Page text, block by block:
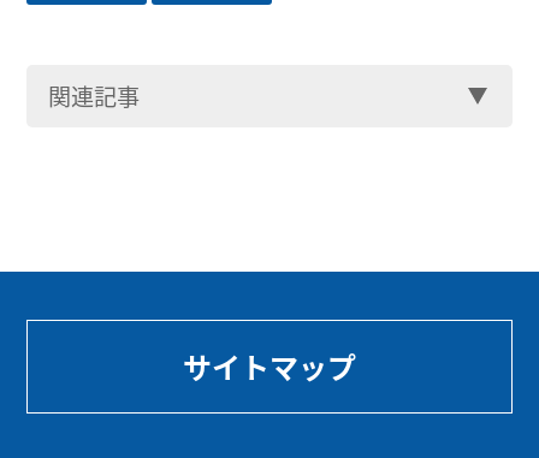
関連記事
サイトマップ